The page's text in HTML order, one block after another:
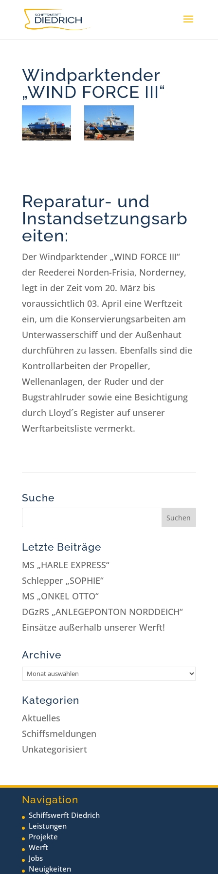
Windparktender
„WIND FORCE III“
Reparatur- und
Instandsetzungsarb
eiten:
Der Windparktender „WIND FORCE III“
der Reederei Norden-Frisia, Norderney,
legt in der Zeit vom 20. März bis
voraussichtlich 03. April eine Werftzeit
ein, um die Konservierungsarbeiten am
Unterwasserschiff und der Außenhaut
durchführen zu lassen. Ebenfalls sind die
Kontrollarbeiten der Propeller,
Wellenanlagen, der Ruder und der
Bugstrahlruder sowie eine Besichtigung
durch Lloyd´s Register auf unserer
Werftarbeitsliste vermerkt.
Suche
Letzte Beiträge
MS „HARLE EXPRESS“
Schlepper „SOPHIE“
MS „ONKEL OTTO“
DGzRS „ANLEGEPONTON NORDDEICH“
Einsätze außerhalb unserer Werft!
Archive
Kategorien
Aktuelles
Schiffsmeldungen
Unkategorisiert
Navigation
Schiffswerft Diedrich
Leistungen
Projekte
Werft
Jobs
Neuigkeiten